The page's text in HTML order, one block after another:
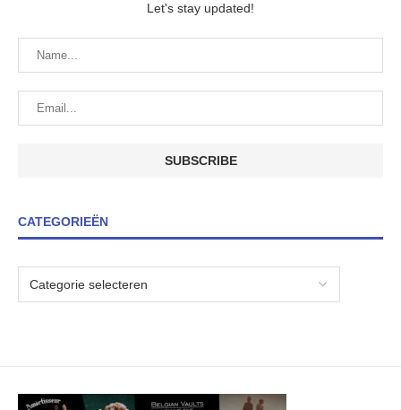
Let's stay updated!
CATEGORIEËN